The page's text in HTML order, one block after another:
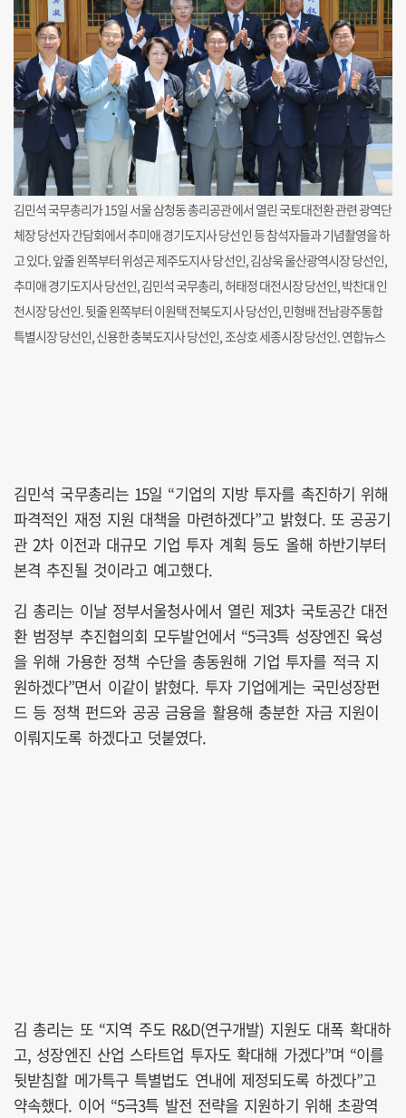
김민석 국무총리가 15일 서울 삼청동 총리공관에서 열린 국토대전환 관련 광역단
체장 당선자 간담회에서 추미애 경기도지사 당선인 등 참석자들과 기념촬영을 하
고 있다. 앞줄 왼쪽부터 위성곤 제주도지사 당선인, 김상욱 울산광역시장 당선인,
추미애 경기도지사 당선인, 김민석 국무총리, 허태정 대전시장 당선인, 박찬대 인
천시장 당선인. 뒷줄 왼쪽부터 이원택 전북도지사 당선인, 민형배 전남광주통합
특별시장 당선인, 신용한 충북도지사 당선인, 조상호 세종시장 당선인. 연합뉴스
김민석 국무총리는 15일 “기업의 지방 투자를 촉진하기 위해
파격적인 재정 지원 대책을 마련하겠다”고 밝혔다. 또 공공기
관 2차 이전과 대규모 기업 투자 계획 등도 올해 하반기부터
본격 추진될 것이라고 예고했다.
김 총리는 이날 정부서울청사에서 열린 제3차 국토공간 대전
환 범정부 추진협의회 모두발언에서 “5극3특 성장엔진 육성
을 위해 가용한 정책 수단을 총동원해 기업 투자를 적극 지
원하겠다”면서 이같이 밝혔다. 투자 기업에게는 국민성장펀
드 등 정책 펀드와 공공 금융을 활용해 충분한 자금 지원이
이뤄지도록 하겠다고 덧붙였다.
김 총리는 또 “지역 주도 R&D(연구개발) 지원도 대폭 확대하
고, 성장엔진 산업 스타트업 투자도 확대해 가겠다”며 “이를
뒷받침할 메가특구 특별법도 연내에 제정되도록 하겠다”고
약속했다. 이어 “5극3특 발전 전략을 지원하기 위해 초광역